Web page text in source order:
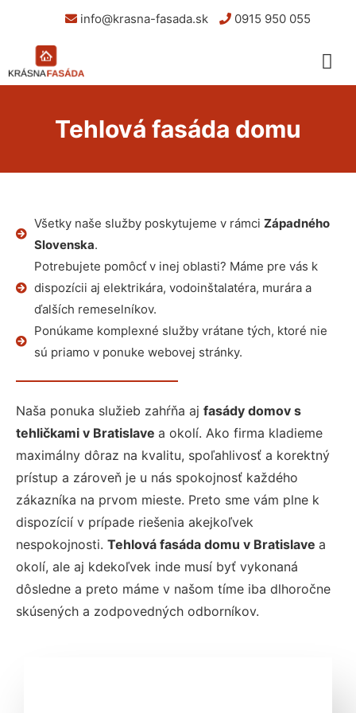
info@krasna-fasada.sk 0915 950 055
Tehlová fasáda domu
Všetky naše služby poskytujeme v rámci Západného
Slovenska.
Potrebujete pomôcť v inej oblasti? Máme pre vás k
dispozícii aj elektrikára, vodoinštalatéra, murára a
ďalších remeselníkov.
Ponúkame komplexné služby vrátane tých, ktoré nie
sú priamo v ponuke webovej stránky.
Naša ponuka služieb zahŕňa aj fasády domov s
tehličkami v Bratislave a okolí. Ako firma kladieme
maximálny dôraz na kvalitu, spoľahlivosť a korektný
prístup a zároveň je u nás spokojnosť každého
zákazníka na prvom mieste. Preto sme vám plne k
dispozícií v prípade riešenia akejkoľvek
nespokojnosti. Tehlová fasáda domu v Bratislave a
okolí, ale aj kdekoľvek inde musí byť vykonaná
dôsledne a preto máme v našom tíme iba dlhoročne
skúsených a zodpovedných odborníkov.